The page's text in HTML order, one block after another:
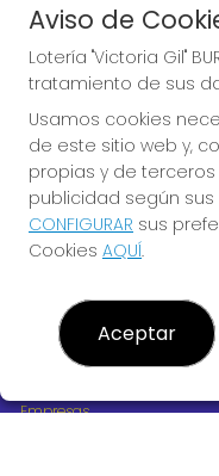
La de la
Gamonal
¿Quiénes somos?
Comprar lotería
Resultados
Empresas
Aviso de
Lotería "Victoria Gil"
tratamiento de sus
Usamos cookies
de este sitio web y,
propias y de
publicidad según
CONFIGURAR sus
Cookies AQUÍ.
Aceptar